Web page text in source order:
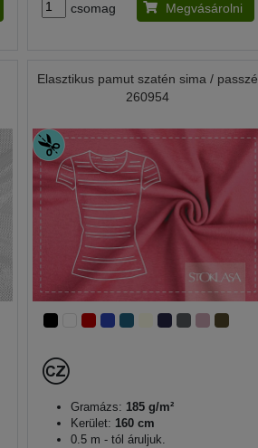
csomag Megvásárolni
Elasztikus pamut szatén sima / passzé
260954
Gramázs: 185 g/m²
Kerület: 160 cm
0.5 m - tól áruljuk.